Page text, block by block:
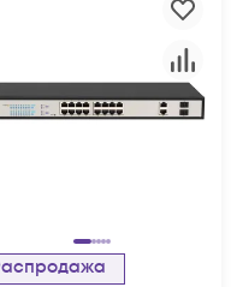
Распродажа